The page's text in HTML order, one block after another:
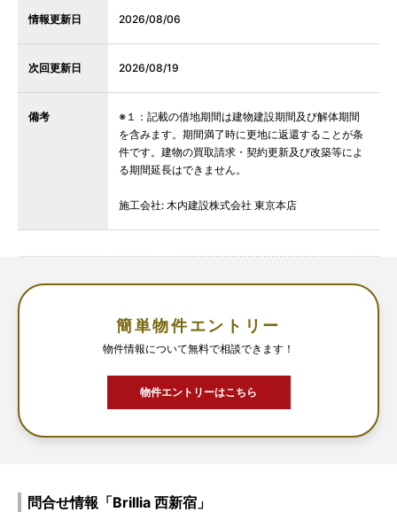
情報更新日 2026/08/06
次回更新日 2026/08/19
備考
※１：記載の借地期間は建物建設期間及び解体期間
を含みます。期間満了時に更地に返還することが条
件です。建物の買取請求・契約更新及び改築等によ
る期間延長はできません。
施工会社: 木内建設株式会社 東京本店
簡単物件エントリー
物件情報について無料で相談できます！
物件エントリーはこちら
問合せ情報「Brillia 西新宿」